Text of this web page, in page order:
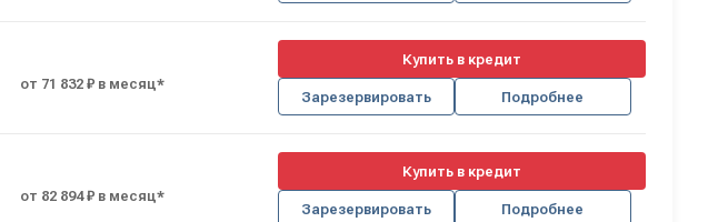
от 71 832 ₽ в месяц*
Купить в кредит
Зарезервировать Подробнее
от 82 894 ₽ в месяц*
Купить в кредит
Зарезервировать Подробнее